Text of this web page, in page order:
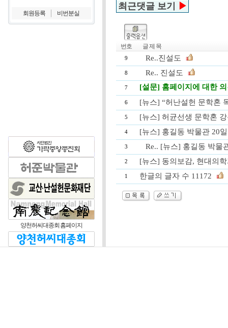
회원등록 비번분실
양천허씨대종회 홈페이지
최근댓글 보기 ▶
번호 글 제 목
9 Re..진설도
8 Re.. 진설도
7 [설문] 홈페이지에 대한
6 [뉴스] “허난설헌 문학혼
5 [뉴스] 허균선생 문학혼
4 [뉴스] 홍길동 박물관 20
3 Re.. [뉴스] 홍길동 박물
2 [뉴스] 동의보감, 현대의
1 한글의 글자 수 11172